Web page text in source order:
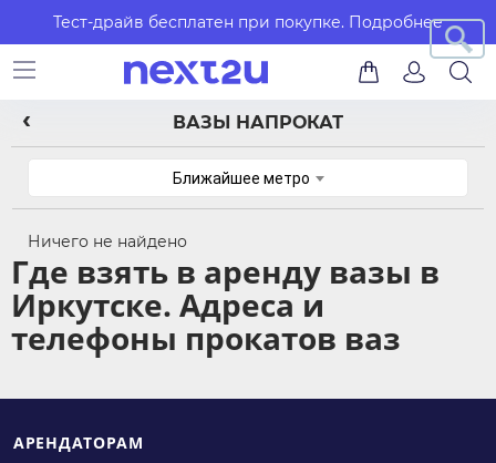
Тест-драйв бесплатен при покупке. Подробнее
ВАЗЫ НАПРОКАТ
Ближайшее метро
Ничего не найдено
Где взять в аренду вазы в
Иркутске. Адреса и
телефоны прокатов ваз
АРЕНДАТОРАМ